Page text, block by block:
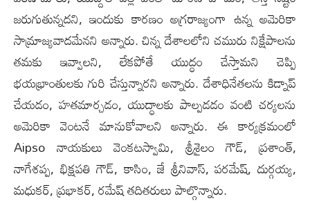
జరుగుతున్నద‌ని, ఇందుకు కారణం అగ్రరాజ్యంగా ఉన్న అమెరికా
సామ్రాజ్యవాదమేన‌ని అన్నారు. చిన్న దేశాల‌లోని చ‌మురు నిక్షేపాలను
తమకు ఇవ్వాలని, లేకపోతే యుద్ధం చేస్తామని చెప్పి
భయభ్రాంతులకు గురి చేస్తున్నార‌ని అన్నారు. దేశాధినేతల‌ను కిడ్నాప్
చేయ‌డం, హ‌త‌మార్చ‌డం, యుద్ధాల‌కు పాల్ప‌డ‌డం వంటి చ‌ర్య‌ల‌ను
అమెరికా వెంట‌నే మానుకోవాల‌ని అన్నారు. ఈ కార్యక్రమంలో
Aipso నాయకులు వెంకటస్వామి, శ్రీశైలం గౌడ్, ప్రశాంత్,
నాగేశప్ప, భిక్షపతి గౌడ్, కాసిం, జే శ్రీనివాస్, పరమేష్, దుర్గయ్య,
మధుకర్, ప్రభాకర్, రమేష్ తదితరులు పాల్గొన్నారు.